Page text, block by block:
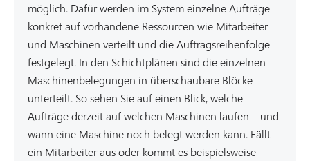
möglich. Dafür werden im System einzelne Aufträge
konkret auf vorhandene Ressourcen wie Mitarbeiter
und Maschinen verteilt und die Auftragsreihenfolge
festgelegt. In den Schichtplänen sind die einzelnen
Maschinenbelegungen in überschaubare Blöcke
unterteilt. So sehen Sie auf einen Blick, welche
Aufträge derzeit auf welchen Maschinen laufen – und
wann eine Maschine noch belegt werden kann. Fällt
ein Mitarbeiter aus oder kommt es beispielsweise